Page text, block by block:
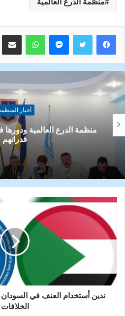
منظمة الدرع العالمية
ماسنجر واتساب
أخبار
الاتحاد الاوروبي يعزز
مفتوحة لتقييم واقع الفضاء
ندين أستخدام العنف في
الخلافات